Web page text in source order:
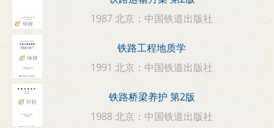
1987 北京：中国铁道出版社
铁路工程地质学
1991 北京：中国铁道出版社
铁路桥梁养护 第2版
1988 北京：中国铁道出版社